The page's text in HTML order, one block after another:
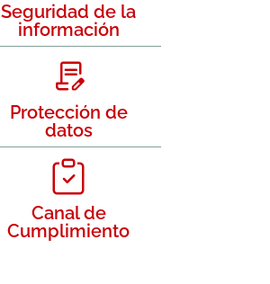
Seguridad de la
información
Protección de
datos
Canal de
Cumplimiento